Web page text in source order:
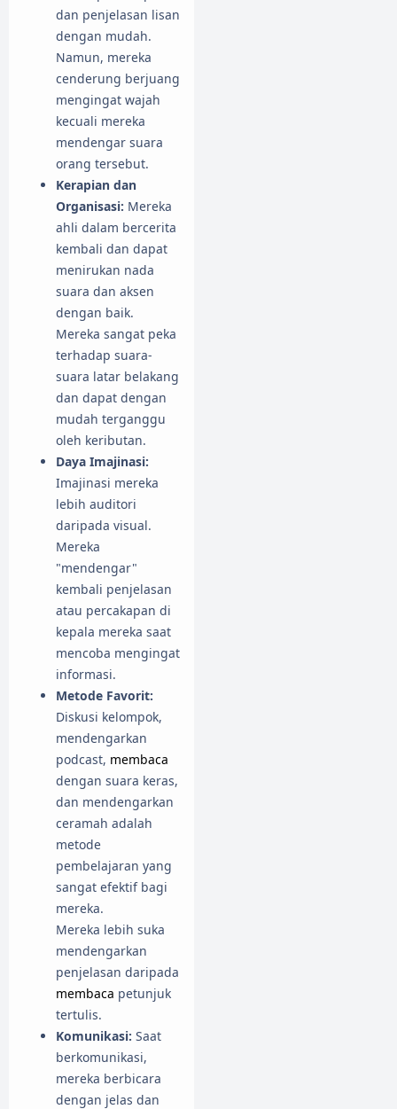
dan penjelasan lisan
dengan mudah.
Namun, mereka
cenderung berjuang
mengingat wajah
kecuali mereka
mendengar suara
orang tersebut.
Kerapian dan
Organisasi: Mereka
ahli dalam bercerita
kembali dan dapat
menirukan nada
suara dan aksen
dengan baik.
Mereka sangat peka
terhadap suara-
suara latar belakang
dan dapat dengan
mudah terganggu
oleh keributan.
Daya Imajinasi:
Imajinasi mereka
lebih auditori
daripada visual.
Mereka
"mendengar"
kembali penjelasan
atau percakapan di
kepala mereka saat
mencoba mengingat
informasi.
Metode Favorit:
Diskusi kelompok,
mendengarkan
podcast, membaca
dengan suara keras,
dan mendengarkan
ceramah adalah
metode
pembelajaran yang
sangat efektif bagi
mereka.
Mereka lebih suka
mendengarkan
penjelasan daripada
membaca petunjuk
tertulis.
Komunikasi: Saat
berkomunikasi,
mereka berbicara
dengan jelas dan